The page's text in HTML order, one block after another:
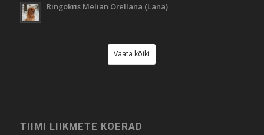
Ringokris Melian Orellana (Lana)
Vaata kõiki
TIIMI LIIKMETE KOERAD